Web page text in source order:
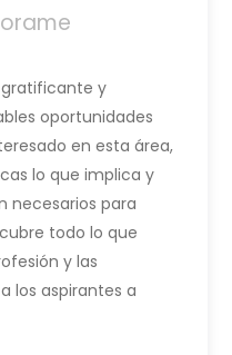
y
oportunidades
en esta área,
lo que implica y
necesarios para
todo lo que
y las
los aspirantes a